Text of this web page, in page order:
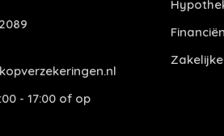
- 17:00 of op
Financiën